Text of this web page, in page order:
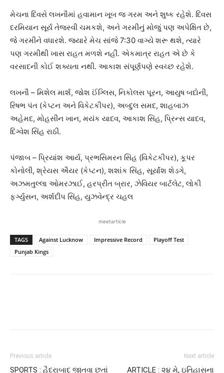
મેચના દિવસે લખનૌમાં હવામાન ખૂબ જ ગરમ અને શુષ્ક રહેશે. દિવસ
દરમિયાન સૂર્ય તેજસ્વી ચમકશે, અને ગરમીનું મોજું પણ અપેક્ષિત છે,
જે ગરમીને વધારશે. જ્યારે મેચ સાંજે 7:30 વાગ્યે શરૂ થશે, ત્યારે
પણ ગરમીથી ખાસ રાહત મળશે નહીં. એકમાત્ર રાહત એ છે કે
વરસાદની કોઈ શક્યતા નથી. આકાશ સંપૂર્ણપણે સ્વચ્છ રહેશે.
લખનૌ – મિશેલ માર્શ, જોશ ઈંગ્લિસ, નિકોલસ પૂરન, આયુષ બદોની,
રિષભ પંત (કેપ્ટન અને વિકેટકીપર), અબ્દુલ સમદ, શાહબાઝ
અહેમદ, મોહસીન ખાન, મયંક યાદવ, આકાશ સિંહ, પ્રિન્સ યાદવ,
દિગ્વેશ સિંહ રાઠી.
પંજાબ – પ્રિયાંશ આર્ય, પ્રભસિમરન સિંહ (વિકેટકીપર), કૂપર
કોનોલી, શ્રેયસ ઐયર (કેપ્ટન), શશાંક સિંહ, સૂર્યાંશ શેડગે,
અઝમતુલ્લા ઓમરઝાઈ, હરપ્રીત બ્રાર, ઝેવિયર બાર્ટલેટ, લોકી
ફર્ગ્યુસન, અર્શદીપ સિંહ, યુઝવેન્દ્ર ચહલ
meetarticle
TAGS Against Lucknow Impressive Record
Playoff Test
Punjab Kings
Previous article
SPORTS : હૈદરાબાદ જીતવા છતાં
Next article
ARTICLE : ૨૪ મે, ઇતિહાસના